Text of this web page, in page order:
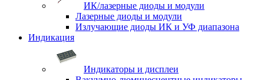
ИК/лазерные диоды и модули
Лазерные диоды и модули
Излучающие диоды ИК и УФ диапазона
Индикация
Индикаторы и дисплеи